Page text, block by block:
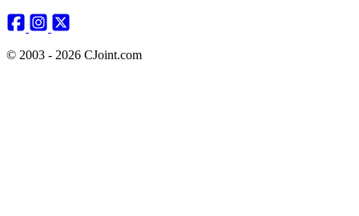
© 2003 - 2026 CJoint.com